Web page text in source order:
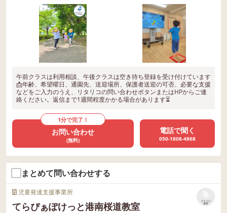
午前クラスは利用相談、午後クラスは空き待ち登録を受け付けています
📩年齢、希望曜日、通園先、送迎場所、保護者送迎の可否、必要な支援
などをご入力のうえ、リタリコの問い合わせボタンまたはHPからご連
絡ください。返信まで1週間程度かかる場合があります⏳
1分で完了！
お問い合わせ
(無料)
電話で聞く
050-1808-4868
まとめて問い合わせする
児童発達支援事業所
てらぴぁぽけっと港南桜道教室
リストに
保存